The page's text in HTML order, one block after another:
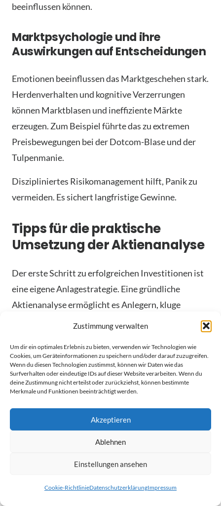
Zustimmung verwalten
Um dir ein optimales Erlebnis zu bieten, verwenden wir Technologien wie
Cookies, um Geräteinformationen zu speichern und/oder darauf zuzugreifen.
Wenn du diesen Technologien zustimmst, können wir Daten wie das
Surfverhalten oder eindeutige IDs auf dieser Website verarbeiten. Wenn du
deine Zustimmung nicht erteilst oder zurückziehst, können bestimmte
Merkmale und Funktionen beeinträchtigt werden.
Akzeptieren
Ablehnen
Einstellungen ansehen
Cookie-RichtlinieDatenschutzerklärungImpressum
beeinflussen können.
Marktpsychologie und ihre
Auswirkungen auf Entscheidungen
Emotionen beeinflussen das Marktgeschehen stark.
Herdenverhalten und kognitive Verzerrungen
können Marktblasen und ineffiziente Märkte
erzeugen. Zum Beispiel führte das zu extremen
Preisbewegungen bei der Dotcom-Blase und der
Tulpenmanie.
Diszipliniertes Risikomanagement hilft, Panik zu
vermeiden. Es sichert langfristige Gewinne.
Tipps für die praktische
Umsetzung der Aktienanalyse
Der erste Schritt zu erfolgreichen Investitionen ist
eine eigene Anlagestrategie. Eine gründliche
Aktienanalyse ermöglicht es Anlegern, kluge
Analyse verschiedener Kennzahlen wichtig. Sie
hilft, Chancen und Risiken der Investments zu
bewerten.
Entwicklung einer individuellen
Anlagestrategie
Risiko man eingehen möchte, festzulegen. Ein
hilfreicher Tipp für Daytrader ist die „Ein-Prozent-